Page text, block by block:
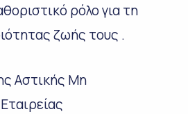
ρόλο για τη
ζωής τους .
Αστικής Μη